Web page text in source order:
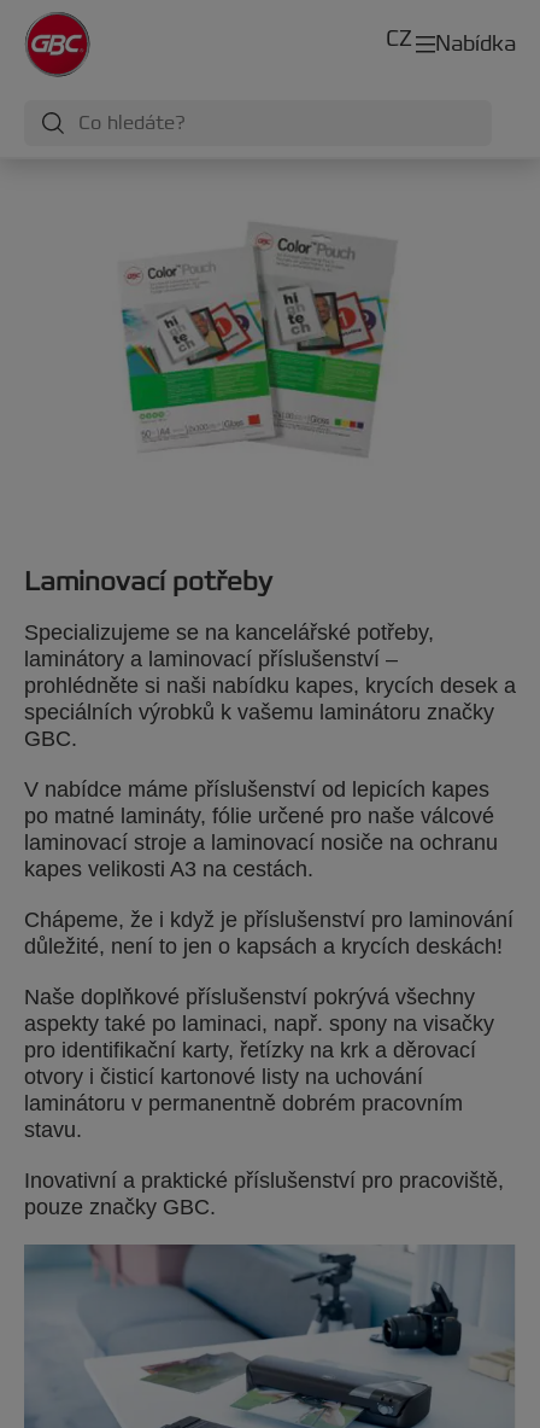
Nabídka
CZ
Laminovací potřeby
Specializujeme se na kancelářské potřeby,
laminátory a laminovací příslušenství –
prohlédněte si naši nabídku kapes, krycích desek a
speciálních výrobků k vašemu laminátoru značky
GBC.
V nabídce máme příslušenství od lepicích kapes
po matné lamináty, fólie určené pro naše válcové
laminovací stroje a laminovací nosiče na ochranu
kapes velikosti A3 na cestách.
Chápeme, že i když je příslušenství pro laminování
důležité, není to jen o kapsách a krycích deskách!
Naše doplňkové příslušenství pokrývá všechny
aspekty také po laminaci, např. spony na visačky
pro identifikační karty, řetízky na krk a děrovací
otvory i čisticí kartonové listy na uchování
laminátoru v permanentně dobrém pracovním
stavu.
Inovativní a praktické příslušenství pro pracoviště,
pouze značky GBC.